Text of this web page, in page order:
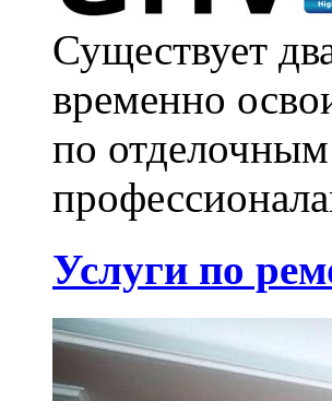
Существует
временно
по
Услуги по